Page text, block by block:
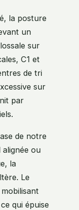
la posture
un
sur
C1 et
de tri
sur
par
de notre
ou
la
Le
qui épuise